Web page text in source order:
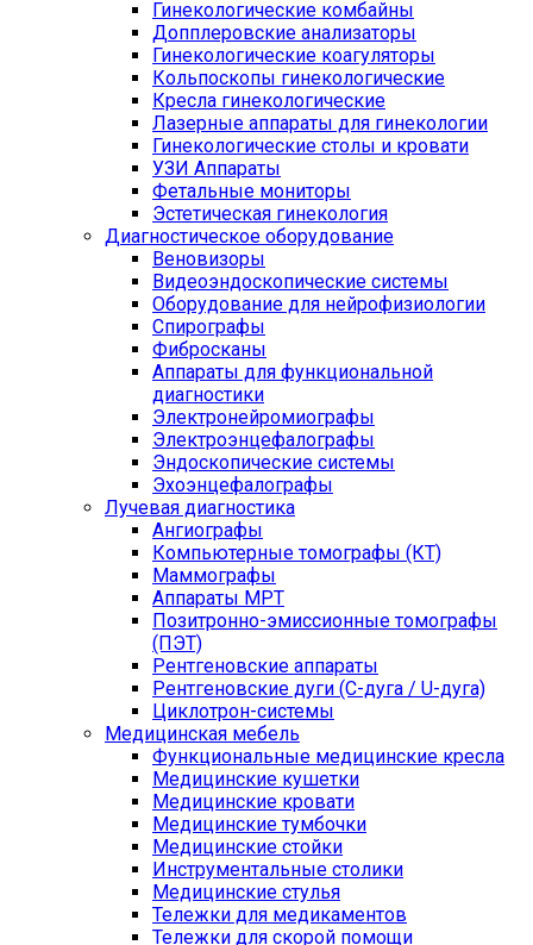
Гинекологические комбайны
Допплеровские анализаторы
Гинекологические коагуляторы
Кольпоскопы гинекологические
Кресла гинекологические
Лазерные аппараты для гинекологии
Гинекологические столы и кровати
УЗИ Аппараты
Фетальные мониторы
Эстетическая гинекология
Диагностическое оборудование
Веновизоры
Видеоэндоскопические системы
Оборудование для нейрофизиологии
Спирографы
Фибросканы
Аппараты для функциональной
диагностики
Электронейромиографы
Электроэнцефалографы
Эндоскопические системы
Эхоэнцефалографы
Лучевая диагностика
Ангиографы
Компьютерные томографы (КТ)
Маммографы
Аппараты МРТ
Позитронно-эмиссионные томографы
(ПЭТ)
Рентгеновские аппараты
Рентгеновские дуги (С-дуга / U-дуга)
Циклотрон-системы
Медицинская мебель
Функциональные медицинские кресла
Медицинские кушетки
Медицинские кровати
Медицинские тумбочки
Медицинские стойки
Инструментальные столики
Медицинские стулья
Тележки для медикаментов
Тележки для скорой помощи